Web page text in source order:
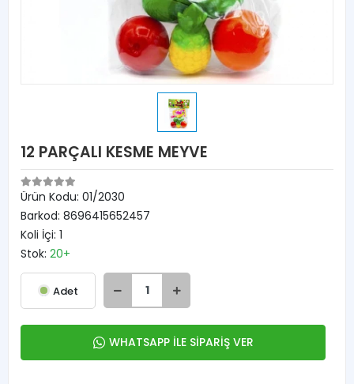
12 PARÇALI KESME MEYVE
Ürün Kodu: 01/2030
Barkod: 8696415652457
Koli İçi: 1
Stok: 20+
Adet
WHATSAPP İLE SİPARİŞ VER